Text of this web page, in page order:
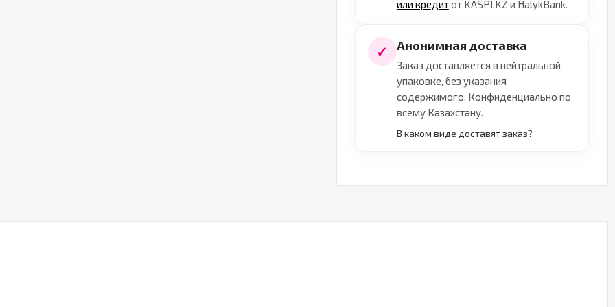
или кредитот KASPI.KZ и HalykBank.
✓ Анонимная доставка
Заказ доставляется в нейтральной
упаковке, без указания
содержимого. Конфиденциально по
всему Казахстану.
В каком виде доставят заказ?